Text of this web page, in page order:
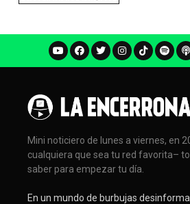
Mini noticiero de lunes a viernes, en
cualquiera que sea tu red favorita–
saber para empezar tu día.
En un mundo de burbujas